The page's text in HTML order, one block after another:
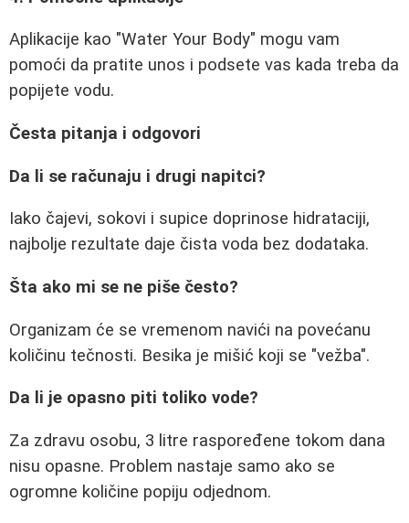
Aplikacije kao "Water Your Body" mogu vam
pomoći da pratite unos i podsete vas kada treba da
popijete vodu.
Česta pitanja i odgovori
Da li se računaju i drugi napitci?
Iako čajevi, sokovi i supice doprinose hidrataciji,
najbolje rezultate daje čista voda bez dodataka.
Šta ako mi se ne piše često?
Organizam će se vremenom navići na povećanu
količinu tečnosti. Besika je mišić koji se "vežba".
Da li je opasno piti toliko vode?
Za zdravu osobu, 3 litre raspoređene tokom dana
nisu opasne. Problem nastaje samo ako se
ogromne količine popiju odjednom.